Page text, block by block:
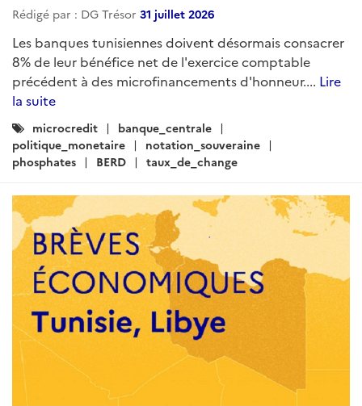
Rédigé par : DG Trésor 31 juillet 2026
Les banques tunisiennes doivent désormais consacrer
8% de leur bénéfice net de l'exercice comptable
précédent à des microfinancements d'honneur.... Lire
la suite
Catégories
:
microcredit
banque_centrale
politique_monetaire
notation_souveraine
phosphates
BERD taux_de_change